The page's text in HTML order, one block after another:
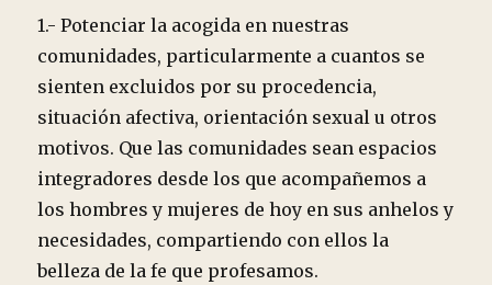
1.- Potenciar la acogida en nuestras
comunidades, particularmente a cuantos se
sienten excluidos por su procedencia,
situación afectiva, orientación sexual u otros
motivos. Que las comunidades sean espacios
integradores desde los que acompañemos a
los hombres y mujeres de hoy en sus anhelos y
necesidades, compartiendo con ellos la
belleza de la fe que profesamos.